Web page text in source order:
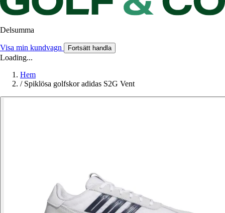
Delsumma
Visa min kundvagn Fortsätt handla
Loading...
Hem
/ Spiklösa golfskor adidas S2G Vent